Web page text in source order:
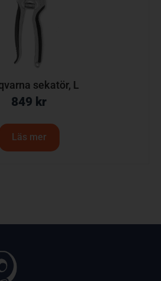
sekatör, L
849 kr
Läs mer